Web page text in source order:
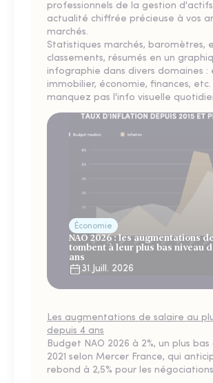
professionnels de la gestion
actualité chiffrée précieuse à vos
marchés.
Statistiques marchés, baromètres,
classements, résumés en un
infographie dans divers domaines :
immobilier, économie, finances, etc.
manquez pas l'info visuelle
Économie
NAO 2026 : les augmentations
tombent à leur plus bas niveau
ans
31 Juill. 2026
Les augmentations de salaire au
depuis 4 ans
Budget NAO 2026 à 2%, un plus bas
2021 selon Mercer France, qui
rebond à 2,5% pour les négociations